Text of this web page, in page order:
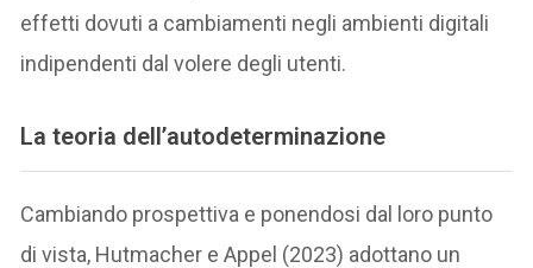
effetti dovuti a cambiamenti negli ambienti digitali
indipendenti dal volere degli utenti.
La teoria dell’autodeterminazione
Cambiando prospettiva e ponendosi dal loro punto
di vista, Hutmacher e Appel (2023) adottano un